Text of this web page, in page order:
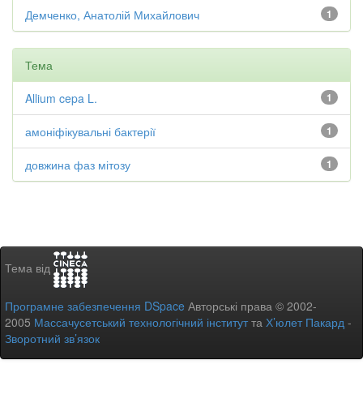
1
Демченко, Анатолій Михайлович
Тема
1
Allium cepa L.
1
амоніфікувальні бактерії
1
довжина фаз мітозу
Тема від
Програмне забезпечення DSpace Авторські права © 2002-
2005 Массачусетський технологічний інститутта Х’юлет Пакард -
Зворотний зв’язок